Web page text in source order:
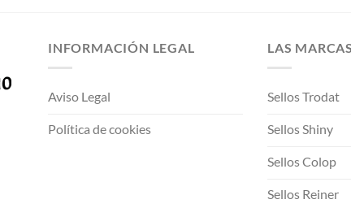
INFORMACIÓN LEGAL
Aviso Legal
Política de cookies
LAS
Sellos Trodat
Sellos Shiny
Sellos Colop
Sellos Reiner